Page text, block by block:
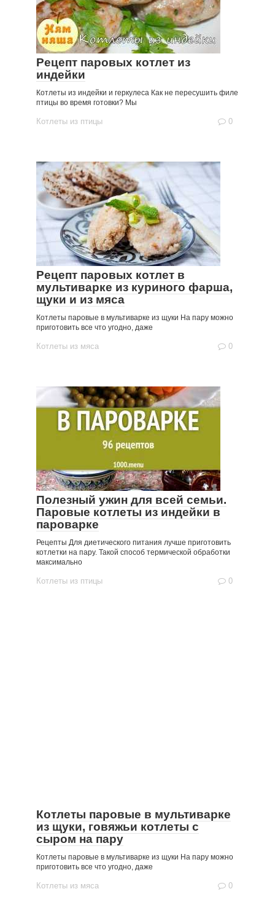
Рецепт паровых котлет из
индейки
Котлеты из индейки и геркулеса Как не пересушить филе
птицы во время готовки? Мы
Котлеты из птицы 0
Рецепт паровых котлет в
мультиварке из куриного фарша,
щуки и из мяса
Котлеты паровые в мультиварке из щуки На пару можно
приготовить все что угодно, даже
Котлеты из мяса 0
Полезный ужин для всей семьи.
Паровые котлеты из индейки в
пароварке
Рецепты Для диетического питания лучше приготовить
котлетки на пару. Такой способ термической обработки
максимально
Котлеты из птицы 0
Котлеты паровые в мультиварке
из щуки, говяжьи котлеты с
сыром на пару
Котлеты паровые в мультиварке из щуки На пару можно
приготовить все что угодно, даже
Котлеты из мяса 0